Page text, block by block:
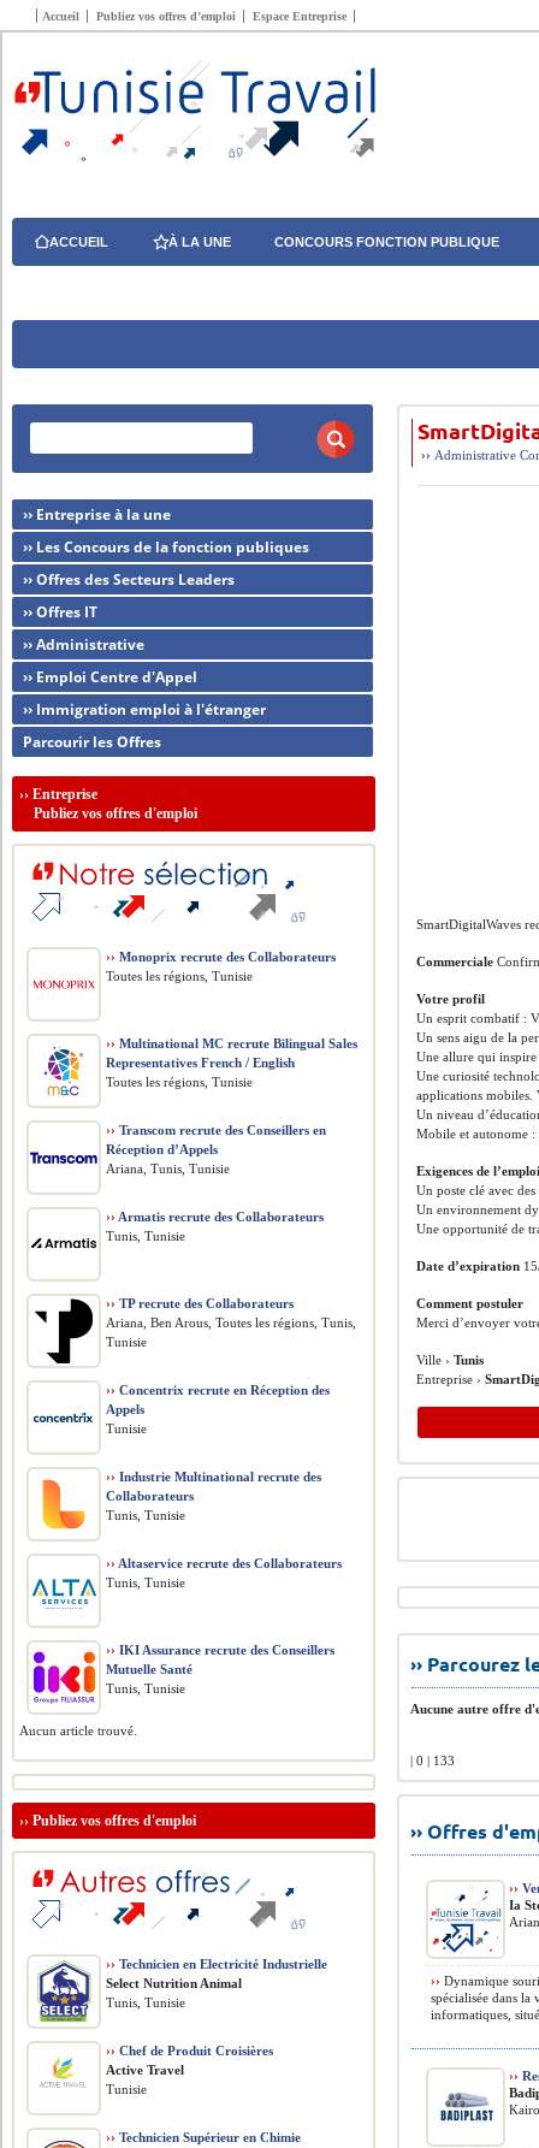
Accueil Publiez vos offres d’emploi Espace Entreprise
ACCUEIL À LA UNE CONCOURS FONCTION PUBLIQUE
›› Administrative
SmartDigitalWaves
Commerciale
Votre profil
Un esprit combatif :
Un sens aigu de la
Une allure qui inspire
Une curiosité
applications mobiles.
Un niveau
Mobile et autonome :
Exigences de
Un poste clé avec
Un environnement
Une opportunité de
Date d’expiration
Comment postuler
Merci d’envoyer
Ville ›Tunis
Entreprise ›
››
Aucune autre offre
| 0 | 133
›› Offres
››
Ia
›› Dynamique
spécialisée dans la
informatiques,
››
›› Entreprise à la une
›› Les Concours de la fonction publiques
›› Offres des Secteurs Leaders
›› Offres IT
›› Administrative
›› Emploi Centre d'Appel
›› Immigration emploi à l'étranger
Parcourir les Offres
››Entreprise
Publiez vos offres d'emploi
›› Monoprix recrute des Collaborateurs
Toutes les régions, Tunisie
›› Multinational MC recrute Bilingual Sales
Representatives French / English
Toutes les régions, Tunisie
›› Transcom recrute des Conseillers en
Réception d’Appels
Ariana, Tunis, Tunisie
›› Armatis recrute des Collaborateurs
Tunis, Tunisie
›› TP recrute des Collaborateurs
Ariana, Ben Arous, Toutes les régions, Tunis,
Tunisie
›› Concentrix recrute en Réception des
Appels
Tunisie
›› Industrie Multinational recrute des
Collaborateurs
Tunis, Tunisie
›› Altaservice recrute des Collaborateurs
Tunis, Tunisie
›› IKI Assurance recrute des Conseillers
Mutuelle Santé
Tunis, Tunisie
Aucun article trouvé.
››Publiez vos offres d'emploi
›› Technicien en Electricité Industrielle
Select Nutrition Animal
Tunis, Tunisie
›› Chef de Produit Croisières
Active Travel
Tunisie
›› Technicien Supérieur en Chimie